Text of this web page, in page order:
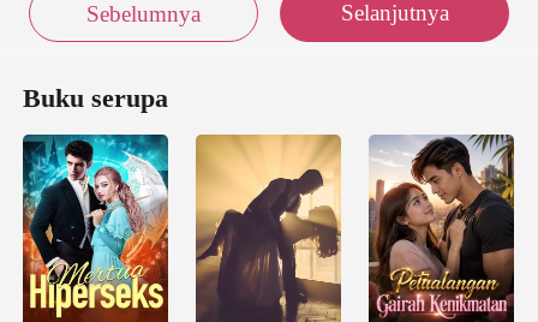
Sebelumnya Selanjutnya
Buku serupa